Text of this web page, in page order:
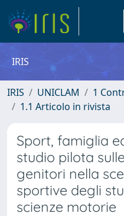
IRIS
IRIS UNICLAM
1
1.1 Articolo in rivista
Sport, famiglia
studio pilota
genitori nella
sportive degli
scienze motorie